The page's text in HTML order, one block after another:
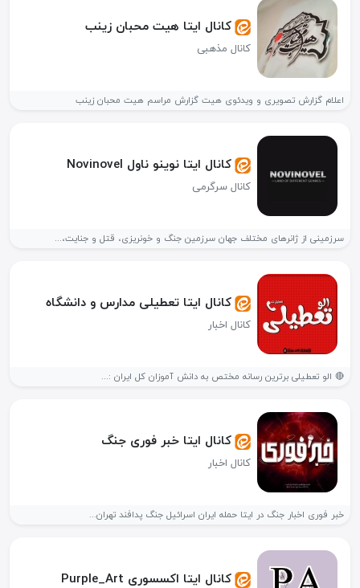
کانال ایتا هیت محبان زینب
کانال مذهبی
اعلام گزارش تصویری و ویدئوی هیت گزارش مراسم هیت محبان زینب
کانال ایتا نوینو ناول Novinovel
کانال سرگرمی
سرزمینی از ژانرهای مختلف جهان سرزمین جنگ و خونریزی، قتل و جنایت،...
کانال ایتا تعطیلی مدارس و دانشگاه
کانال اخبار
🔴 الو تعطیلی برترین رسانه مختص به دانش آموزان کل ایران :...
کانال ایتا خبر فوری جنگ
کانال اخبار
خبر فوری اخبار جنگ در ایتا حمله ایران اسرائیل جنگ پدافند تهران...
کانال ایتا اکسسوری Purple_Art